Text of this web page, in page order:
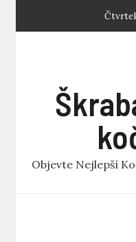
Objevte Nejlepší